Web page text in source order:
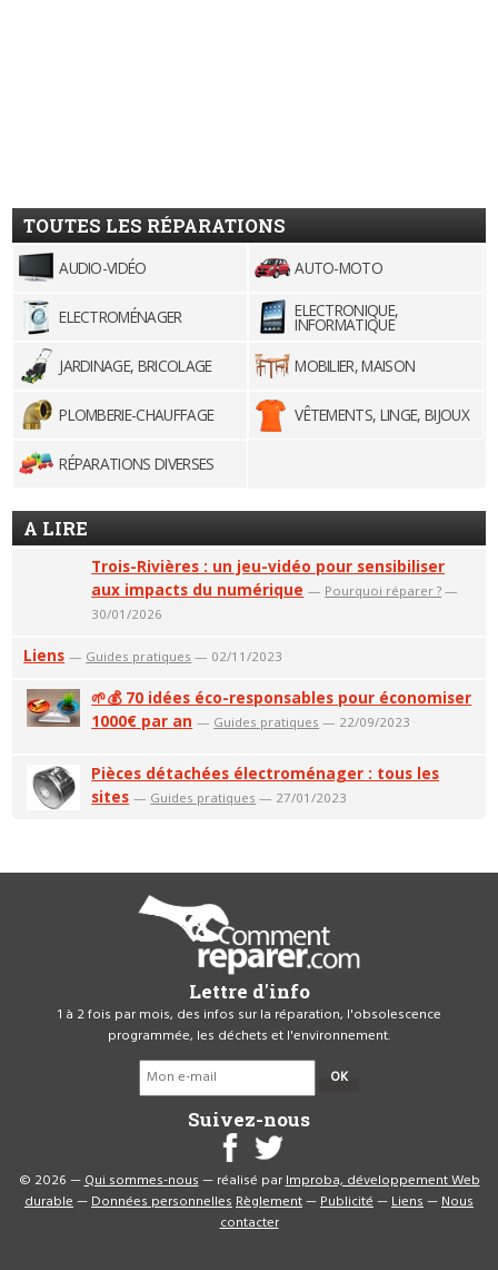
TOUTES LES RÉPARATIONS
AUDIO-VIDÉO AUTO-MOTO
ELECTROMÉNAGER ELECTRONIQUE,
INFORMATIQUE
JARDINAGE, BRICOLAGE
MOBILIER, MAISON
PLOMBERIE-CHAUFFAGE VÊTEMENTS, LINGE, BIJOUX
RÉPARATIONS DIVERSES
A LIRE
Trois-Rivières : un jeu-vidéo pour sensibiliser
aux impacts du numérique — Pourquoi réparer ? —
30/01/2026
Liens — Guides pratiques — 02/11/2023
🌱💰 70 idées éco-responsables pour économiser
1000€ par an — Guides pratiques — 22/09/2023
Pièces détachées électroménager : tous les
sites — Guides pratiques — 27/01/2023
Lettre d'info
1 à 2 fois par mois, des infos sur la réparation, l'obsolescence
programmée, les déchets et l'environnement.
OK
Suivez-nous
© 2026 —Qui sommes-nous— réalisé parImproba, développement Web
durable—Données personnellesRèglement—Publicité—Liens—Nous
contacter